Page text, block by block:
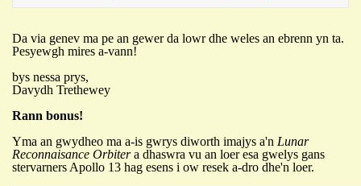
Da via genev ma pe an gewer da lowr dhe weles an ebrenn yn ta.
Pesyewgh mires a-vann!
bys nessa prys,
Davydh Trethewey
Rann bonus!
Yma an gwydheo ma a-is gwrys diworth imajys a'n Lunar
Reconnaisance Orbitera dhaswra vu an loer esa gwelys gans
stervarners Apollo 13 hag esens i ow resek a-dro dhe'n loer.